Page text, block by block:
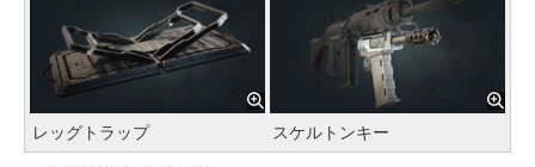
レッグトラップ スケルトンキー